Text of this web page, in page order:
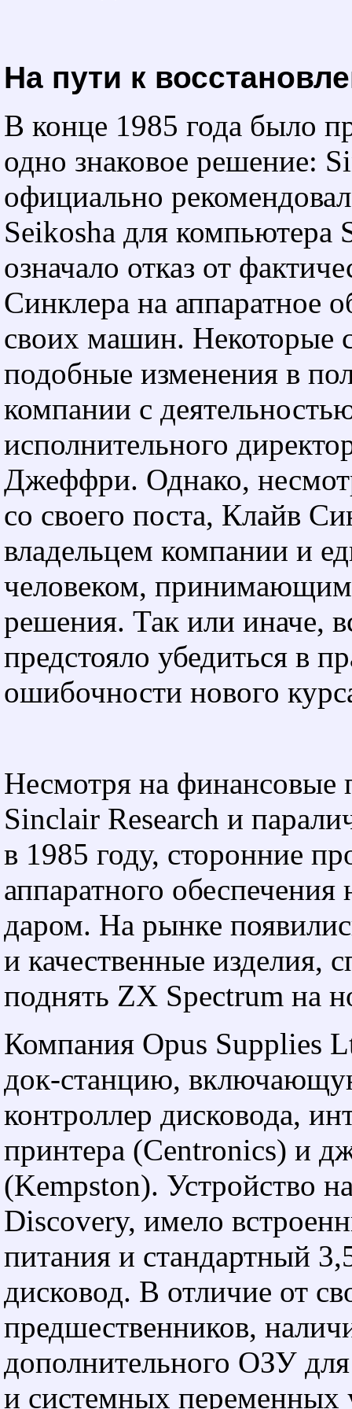
На пути к
В конце 1985 года было
одно знаковое решение:
официально
Seikosha для
означало отказ от
Синклера на аппаратное
своих машин. Некоторые
подобные изменения в
компании с
исполнительного
Джеффри. Однако,
со своего поста, Клайв
владельцем компании и
человеком,
решения. Так или иначе,
предстояло убедиться в
ошибочности нового
Несмотря на финансовые
Sinclair Research и
в 1985 году, сторонние
аппаратного обеспечения
даром. На рынке
и качественные изделия,
поднять ZX Spectrum на
Компания Opus Supplies
док-станцию,
контроллер дисковода,
принтера (Centronics) и
(Kempston). Устройство
Discovery, имело
питания и стандартный
дисковод. В отличие от
предшественников,
дополнительного ОЗУ
и системных переменных